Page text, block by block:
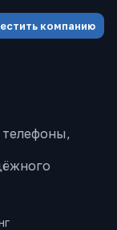
компанию